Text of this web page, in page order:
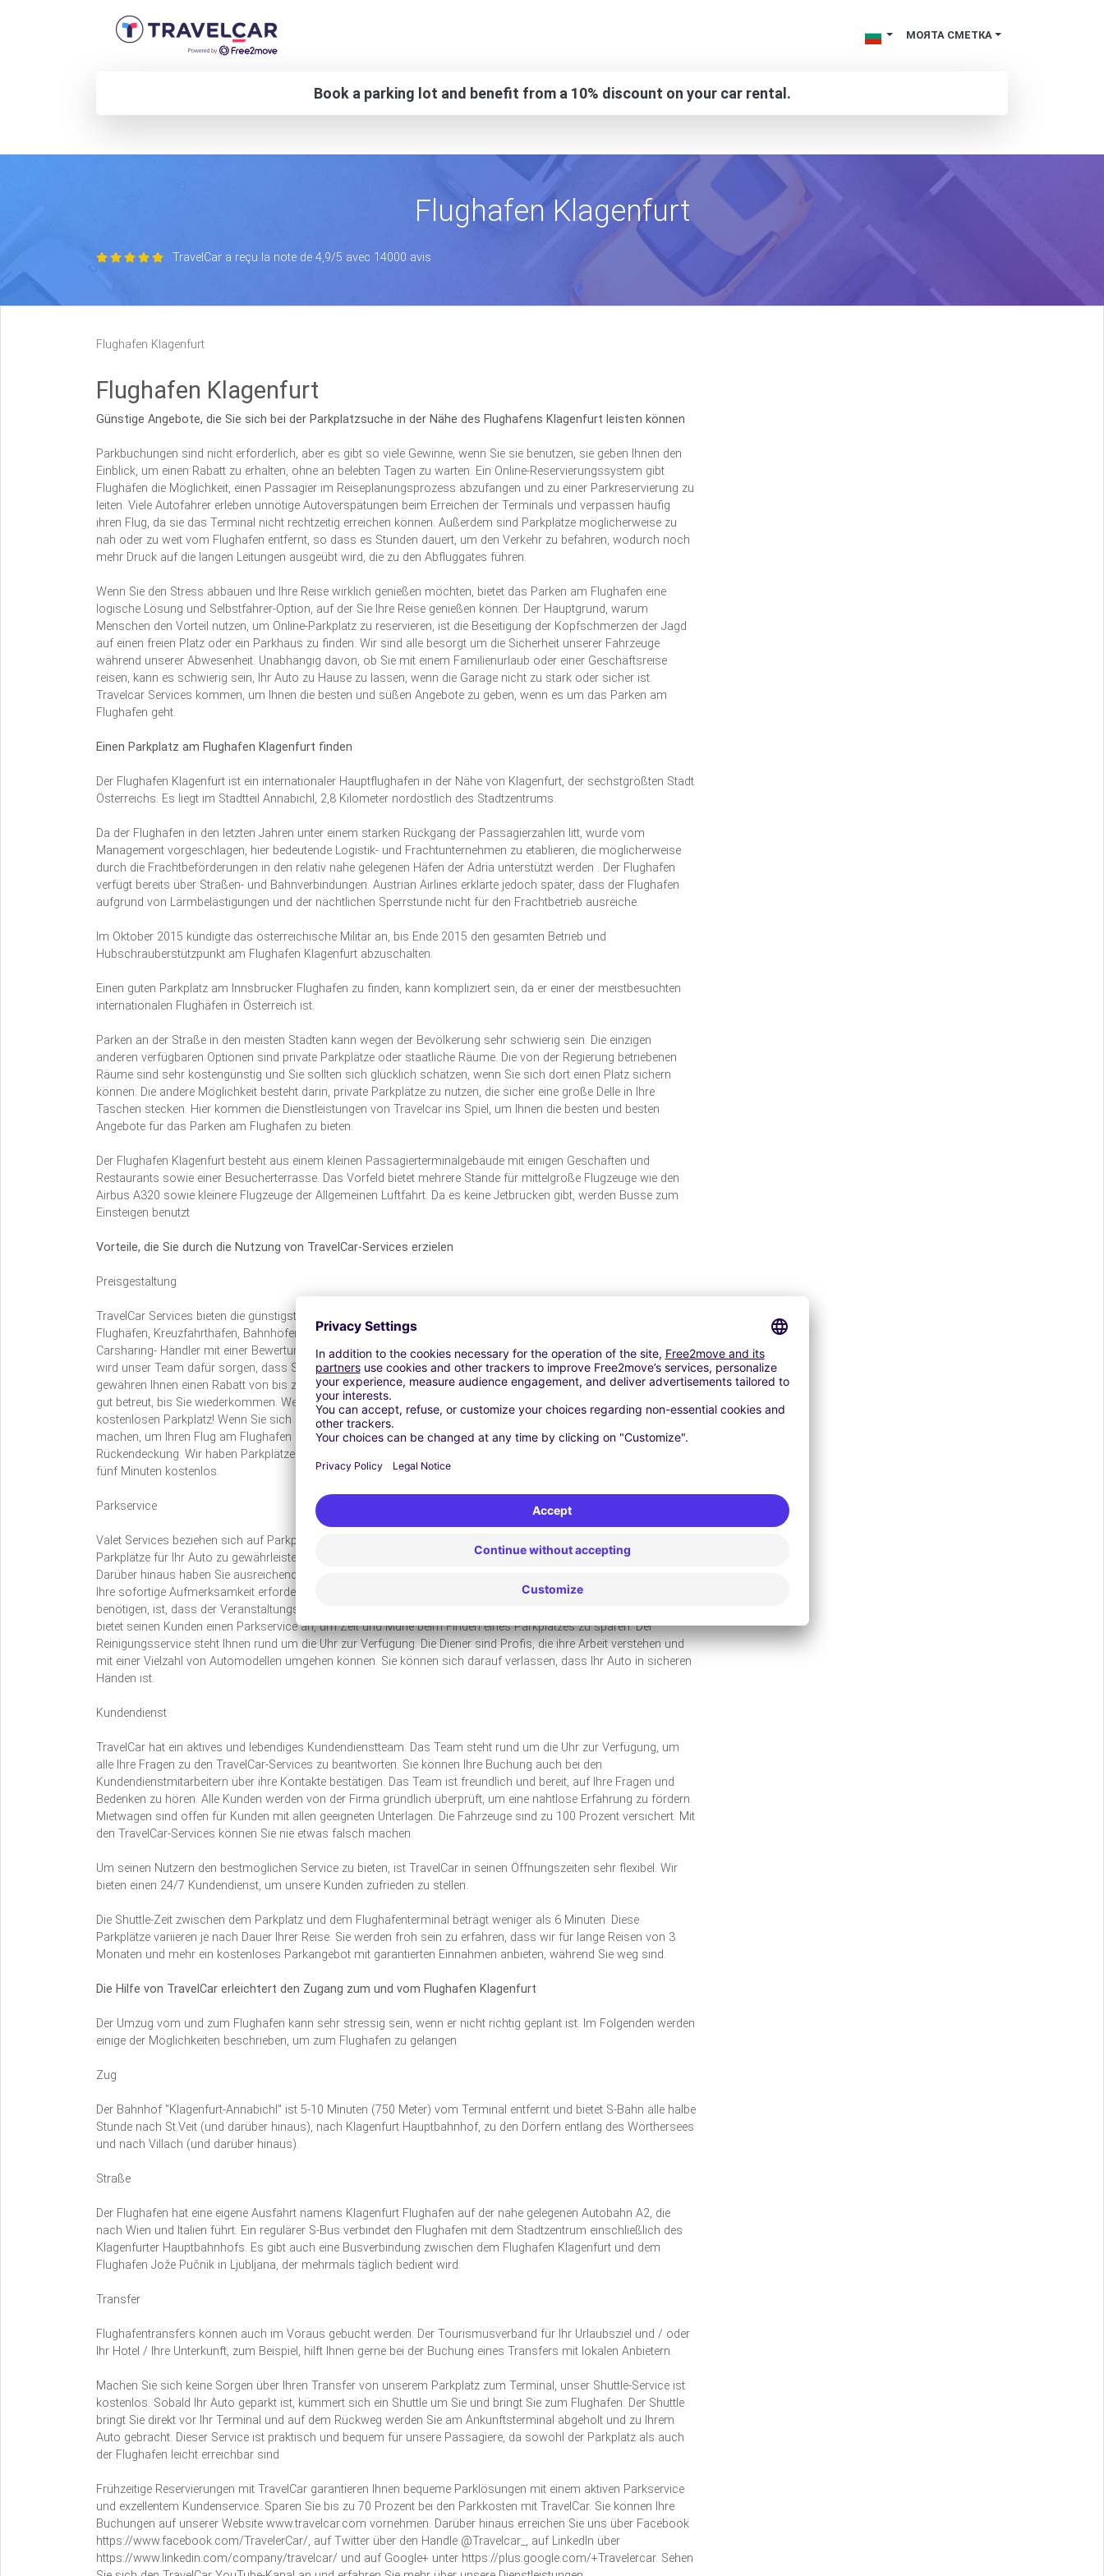
МОЯТА СМЕТКА
Book a parking lot and benefit from a 10% discount on your car rental.
Flughafen Klagenfurt
TravelCar a reçu la note de 4,9/5 avec 14000 avis
Flughafen Klagenfurt
Flughafen Klagenfurt
Günstige Angebote, die Sie sich bei der Parkplatzsuche in der Nähe des Flughafens Klagenfurt leisten können
Parkbuchungen sind nicht erforderlich, aber es gibt so viele Gewinne, wenn Sie sie benutzen, sie geben Ihnen den
Einblick, um einen Rabatt zu erhalten, ohne an belebten Tagen zu warten. Ein Online-Reservierungssystem gibt
Flughäfen die Möglichkeit, einen Passagier im Reiseplanungsprozess abzufangen und zu einer Parkreservierung zu
leiten. Viele Autofahrer erleben unnötige Autoverspätungen beim Erreichen der Terminals und verpassen häufig
ihren Flug, da sie das Terminal nicht rechtzeitig erreichen können. Außerdem sind Parkplätze möglicherweise zu
nah oder zu weit vom Flughafen entfernt, so dass es Stunden dauert, um den Verkehr zu befahren, wodurch noch
mehr Druck auf die langen Leitungen ausgeübt wird, die zu den Abfluggates führen.
Wenn Sie den Stress abbauen und Ihre Reise wirklich genießen möchten, bietet das Parken am Flughafen eine
logische Lösung und Selbstfahrer-Option, auf der Sie Ihre Reise genießen können. Der Hauptgrund, warum
Menschen den Vorteil nutzen, um Online-Parkplatz zu reservieren, ist die Beseitigung der Kopfschmerzen der Jagd
auf einen freien Platz oder ein Parkhaus zu finden. Wir sind alle besorgt um die Sicherheit unserer Fahrzeuge
während unserer Abwesenheit. Unabhängig davon, ob Sie mit einem Familienurlaub oder einer Geschäftsreise
reisen, kann es schwierig sein, Ihr Auto zu Hause zu lassen, wenn die Garage nicht zu stark oder sicher ist.
Travelcar Services kommen, um Ihnen die besten und süßen Angebote zu geben, wenn es um das Parken am
Flughafen geht.
Einen Parkplatz am Flughafen Klagenfurt finden
Der Flughafen Klagenfurt ist ein internationaler Hauptflughafen in der Nähe von Klagenfurt, der sechstgrößten Stadt
Österreichs. Es liegt im Stadtteil Annabichl, 2,8 Kilometer nordöstlich des Stadtzentrums.
Da der Flughafen in den letzten Jahren unter einem starken Rückgang der Passagierzahlen litt, wurde vom
Management vorgeschlagen, hier bedeutende Logistik- und Frachtunternehmen zu etablieren, die möglicherweise
durch die Frachtbeförderungen in den relativ nahe gelegenen Häfen der Adria unterstützt werden . Der Flughafen
verfügt bereits über Straßen- und Bahnverbindungen. Austrian Airlines erklärte jedoch später, dass der Flughafen
aufgrund von Lärmbelästigungen und der nächtlichen Sperrstunde nicht für den Frachtbetrieb ausreiche.
Im Oktober 2015 kündigte das österreichische Militär an, bis Ende 2015 den gesamten Betrieb und
Hubschrauberstützpunkt am Flughafen Klagenfurt abzuschalten.
Einen guten Parkplatz am Innsbrucker Flughafen zu finden, kann kompliziert sein, da er einer der meistbesuchten
internationalen Flughäfen in Österreich ist.
Parken an der Straße in den meisten Städten kann wegen der Bevölkerung sehr schwierig sein. Die einzigen
anderen verfügbaren Optionen sind private Parkplätze oder staatliche Räume. Die von der Regierung betriebenen
Räume sind sehr kostengünstig und Sie sollten sich glücklich schätzen, wenn Sie sich dort einen Platz sichern
können. Die andere Möglichkeit besteht darin, private Parkplätze zu nutzen, die sicher eine große Delle in Ihre
Taschen stecken. Hier kommen die Dienstleistungen von Travelcar ins Spiel, um Ihnen die besten und besten
Angebote für das Parken am Flughafen zu bieten.
Der Flughafen Klagenfurt besteht aus einem kleinen Passagierterminalgebäude mit einigen Geschäften und
Restaurants sowie einer Besucherterrasse. Das Vorfeld bietet mehrere Stände für mittelgroße Flugzeuge wie den
Airbus A320 sowie kleinere Flugzeuge der Allgemeinen Luftfahrt. Da es keine Jetbrücken gibt, werden Busse zum
Einsteigen benutzt
Vorteile, die Sie durch die Nutzung von TravelCar-Services erzielen
Preisgestaltung
TravelCar Services bieten die günstigsten Parkpreise in Österreich. Unsere Dienstleistungen sind an allen wichtigen
Flughäfen, Kreuzfahrthäfen, Bahnhöfen und Innenstädten verfügbar. TravelCar ist Ihr vertrauenswürdigster
Carsharing- Händler mit einer Bewertung über 9 in Trustpilot. Sobald Sie eine Buchung bei TravelCar vornehmen,
wird unser Team dafür sorgen, dass Sie die günstigsten Parkplätze für eine geringe Gebühr erhalten. Frühbucher
gewähren Ihnen einen Rabatt von bis zu 70 Prozent auf die Buchungsgebühren. Ihr Auto wird von unserem Team
gut betreut, bis Sie wiederkommen. Wenn Sie Ihr Auto länger als drei Monate bei uns lassen, haften Sie für einen
kostenlosen Parkplatz! Wenn Sie sich Sorgen um all die Hektik des Parkens machen und sich auf den Weg
machen, um Ihren Flug am Flughafen klagenfurt zu erwischen, machen Sie sich keine Sorgen mehr. Wir geben dir
Rückendeckung. Wir haben Parkplätze in der Nähe des Flughafens und fahren Sie in unserem Shuttle-Service in nur
fünf Minuten kostenlos.
Parkservice
Valet Services beziehen sich auf Parkplätze von Einrichtungen oder Agenturen, um reibungslose und effiziente
Parkplätze für Ihr Auto zu gewährleisten. Valet-Optionen geben Ihrem Reiseerlebnis einen Hauch von Klasse.
Darüber hinaus haben Sie ausreichend Zeit, wichtige Aktivitäten wie Geschäftsanrufe, E-Mails und Nachrichten, die
Ihre sofortige Aufmerksamkeit erfordern, nachzuholen. Ein weiterer wichtiger Grund, warum Sie einen Parkservice
benötigen, ist, dass der Veranstaltungsort für Sie neu sein könnte und Sie leicht verloren gehen können. TravelCar
bietet seinen Kunden einen Parkservice an, um Zeit und Mühe beim Finden eines Parkplatzes zu sparen. Der
Reinigungsservice steht Ihnen rund um die Uhr zur Verfügung. Die Diener sind Profis, die ihre Arbeit verstehen und
mit einer Vielzahl von Automodellen umgehen können. Sie können sich darauf verlassen, dass Ihr Auto in sicheren
Händen ist.
Kundendienst
TravelCar hat ein aktives und lebendiges Kundendienstteam. Das Team steht rund um die Uhr zur Verfügung, um
alle Ihre Fragen zu den TravelCar-Services zu beantworten. Sie können Ihre Buchung auch bei den
Kundendienstmitarbeitern über ihre Kontakte bestätigen. Das Team ist freundlich und bereit, auf Ihre Fragen und
Bedenken zu hören. Alle Kunden werden von der Firma gründlich überprüft, um eine nahtlose Erfahrung zu fördern.
Mietwagen sind offen für Kunden mit allen geeigneten Unterlagen. Die Fahrzeuge sind zu 100 Prozent versichert. Mit
den TravelCar-Services können Sie nie etwas falsch machen.
Um seinen Nutzern den bestmöglichen Service zu bieten, ist TravelCar in seinen Öffnungszeiten sehr flexibel. Wir
bieten einen 24/7 Kundendienst, um unsere Kunden zufrieden zu stellen.
Die Shuttle-Zeit zwischen dem Parkplatz und dem Flughafenterminal beträgt weniger als 6 Minuten. Diese
Parkplätze variieren je nach Dauer Ihrer Reise. Sie werden froh sein zu erfahren, dass wir für lange Reisen von 3
Monaten und mehr ein kostenloses Parkangebot mit garantierten Einnahmen anbieten, während Sie weg sind.
Die Hilfe von TravelCar erleichtert den Zugang zum und vom Flughafen Klagenfurt
Der Umzug vom und zum Flughafen kann sehr stressig sein, wenn er nicht richtig geplant ist. Im Folgenden werden
einige der Möglichkeiten beschrieben, um zum Flughafen zu gelangen
Zug
Der Bahnhof "Klagenfurt-Annabichl" ist 5-10 Minuten (750 Meter) vom Terminal entfernt und bietet S-Bahn alle halbe
Stunde nach St.Veit (und darüber hinaus), nach Klagenfurt Hauptbahnhof, zu den Dörfern entlang des Wörthersees
und nach Villach (und darüber hinaus).
Straße
Der Flughafen hat eine eigene Ausfahrt namens Klagenfurt Flughafen auf der nahe gelegenen Autobahn A2, die
nach Wien und Italien führt. Ein regulärer S-Bus verbindet den Flughafen mit dem Stadtzentrum einschließlich des
Klagenfurter Hauptbahnhofs. Es gibt auch eine Busverbindung zwischen dem Flughafen Klagenfurt und dem
Flughafen Jože Pučnik in Ljubljana, der mehrmals täglich bedient wird.
Transfer
Flughafentransfers können auch im Voraus gebucht werden. Der Tourismusverband für Ihr Urlaubsziel und / oder
Ihr Hotel / Ihre Unterkunft, zum Beispiel, hilft Ihnen gerne bei der Buchung eines Transfers mit lokalen Anbietern.
Machen Sie sich keine Sorgen über Ihren Transfer von unserem Parkplatz zum Terminal, unser Shuttle-Service ist
kostenlos. Sobald Ihr Auto geparkt ist, kümmert sich ein Shuttle um Sie und bringt Sie zum Flughafen. Der Shuttle
bringt Sie direkt vor Ihr Terminal und auf dem Rückweg werden Sie am Ankunftsterminal abgeholt und zu Ihrem
Auto gebracht. Dieser Service ist praktisch und bequem für unsere Passagiere, da sowohl der Parkplatz als auch
der Flughafen leicht erreichbar sind
Frühzeitige Reservierungen mit TravelCar garantieren Ihnen bequeme Parklösungen mit einem aktiven Parkservice
und exzellentem Kundenservice. Sparen Sie bis zu 70 Prozent bei den Parkkosten mit TravelCar. Sie können Ihre
Buchungen auf unserer Website www.travelcar.com vornehmen. Darüber hinaus erreichen Sie uns über Facebook
https://www.facebook.com/TravelerCar/, auf Twitter über den Handle @Travelcar_, auf LinkedIn über
https://www.linkedin.com/company/travelcar/ und auf Google+ unter https://plus.google.com/+Travelercar. Sehen